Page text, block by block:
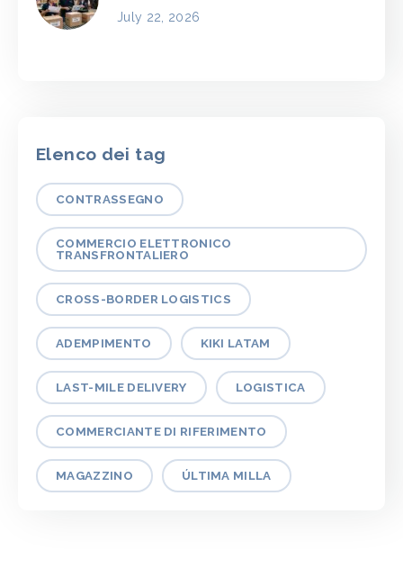
July 22, 2026
Elenco dei tag
CONTRASSEGNO
COMMERCIO ELETTRONICO
TRANSFRONTALIERO
CROSS-BORDER LOGISTICS
ADEMPIMENTO KIKI LATAM
LAST-MILE DELIVERY LOGISTICA
COMMERCIANTE DI RIFERIMENTO
MAGAZZINO ÚLTIMA MILLA